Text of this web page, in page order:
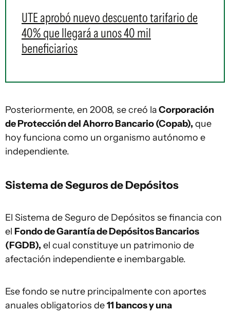
UTE aprobó nuevo descuento tarifario de
40% que llegará a unos 40 mil
beneficiarios
Posteriormente, en 2008, se creó laCorporación
de Protección del Ahorro Bancario (Copab), que
hoy funciona como un organismo autónomo e
independiente.
Sistema de Seguros de Depósitos
El Sistema de Seguro de Depósitos se financia con
el Fondo de Garantía de Depósitos Bancarios
(FGDB), el cual constituye un patrimonio de
afectación independiente e inembargable.
Ese fondo se nutre principalmente con aportes
anuales obligatorios de11 bancos y una